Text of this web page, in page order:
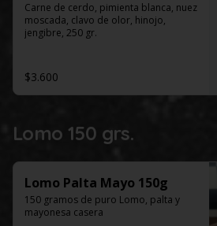
Carne de cerdo, pimienta blanca, nuez
moscada, clavo de olor, hinojo,
jengibre, 250 gr.
$3.600
Lomo 150 grs.
Lomo Palta Mayo 150g
150 gramos de puro Lomo, palta y
mayonesa casera